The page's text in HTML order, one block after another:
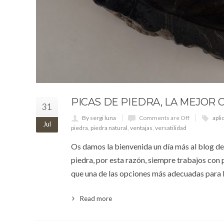
31
Jul
PICAS DE PIEDRA, LA MEJOR
By sergi luna Comments are Off
piedra, piedra natural, ventajas, versatilidad
Os damos la bienvenida un día más al blog
piedra, por esta razón, siempre trabajos
que una de las opciones más adecuadas
Read more